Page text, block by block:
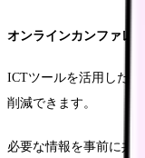
オンラインカンファレン
ICTツールを活用した
削減できます。
必要な情報を事前に共